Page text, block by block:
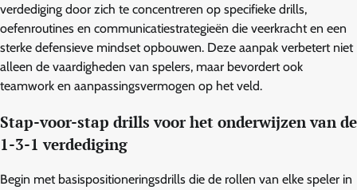
verdediging door zich te concentreren op specifieke drills,
oefenroutines en communicatiestrategieën die veerkracht en een
sterke defensieve mindset opbouwen. Deze aanpak verbetert niet
alleen de vaardigheden van spelers, maar bevordert ook
teamwork en aanpassingsvermogen op het veld.
Stap-voor-stap drills voor het onderwijzen van de
1-3-1 verdediging
Begin met basispositioneringsdrills die de rollen van elke speler in